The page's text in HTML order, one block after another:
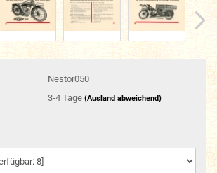
Nestor050
3-4 Tage (Ausland abweichend)